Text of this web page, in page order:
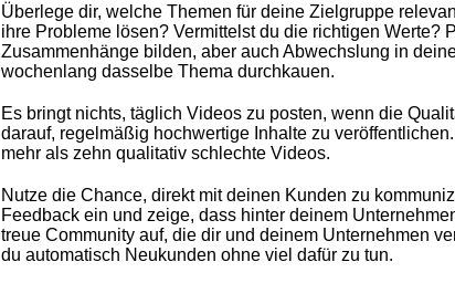
Überlege dir, welche Themen für deine Zielgruppe
ihre Probleme lösen? Vermittelst du die richtigen Werte?
Zusammenhänge bilden, aber auch Abwechslung in
wochenlang dasselbe Thema durchkauen.
Es bringt nichts, täglich Videos zu posten, wenn die
darauf, regelmäßig hochwertige Inhalte zu
mehr als zehn qualitativ schlechte Videos.
Nutze die Chance, direkt mit deinen Kunden zu
Feedback ein und zeige, dass hinter deinem
treue Community auf, die dir und deinem Unternehmen
du automatisch Neukunden ohne viel dafür zu tun.